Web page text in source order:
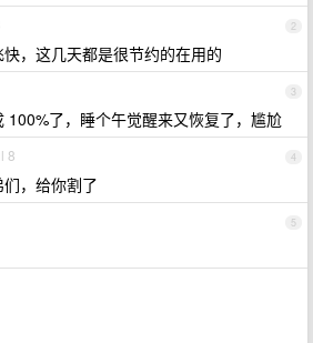
2
，这几天都是很节约的在用的
3
100%了，睡个午觉醒来又恢复了，尴尬
4
8
，给你割了
5